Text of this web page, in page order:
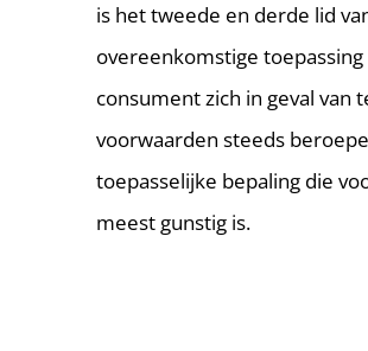
is het tweede en derde lid
overeenkomstige toepassing
consument zich in geval van
voorwaarden steeds
toepasselijke bepaling die
meest gunstig is.